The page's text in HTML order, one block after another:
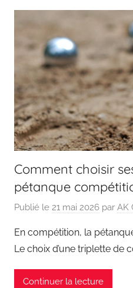
Comment choisir
pétanque
Publié le 21 mai 2026 par AK
En compétition, la
Le choix d’une triplette de
Continuer la lecture